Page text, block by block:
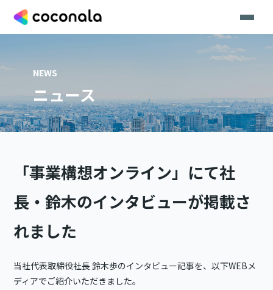
NEWS
ニュース
「事業構想オンライン」にて社
長・鈴木のインタビューが掲載さ
れました
当社代表取締役社長 鈴木歩のインタビュー記事を、以下WEBメ
ディアでご紹介いただきました。